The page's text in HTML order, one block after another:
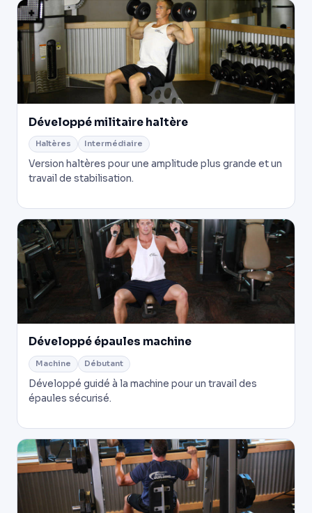
Développé militaire haltère
Haltères Intermédiaire
Version haltères pour une amplitude plus grande et un
travail de stabilisation.
Développé épaules machine
Machine Débutant
Développé guidé à la machine pour un travail des
épaules sécurisé.